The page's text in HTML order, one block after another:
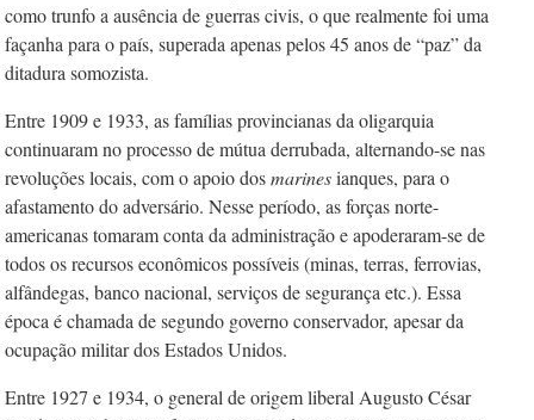
como trunfo a ausência de guerras civis, o que realmente foi uma
façanha para o país, superada apenas pelos 45 anos de “paz” da
ditadura somozista.
Entre 1909 e 1933, as famílias provincianas da oligarquia
continuaram no processo de mútua derrubada, alternando-se nas
revoluções locais, com o apoio dosmarinesianques, para o
afastamento do adversário. Nesse período, as forças norte-
americanas tomaram conta da administração e apoderaram-se de
todos os recursos econômicos possíveis (minas, terras, ferrovias,
alfândegas, banco nacional, serviços de segurança etc.). Essa
época é chamada desegundo governo conservador, apesar da
ocupação militar dos Estados Unidos.
Entre 1927 e 1934, o general de origem liberal Augusto César